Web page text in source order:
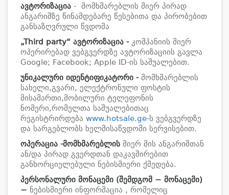
ავტორიზაცია - მომხმარებლის მიერ პირად
ანგარიშზე წინამდებარე წესებითა და პირობებით
განსაზღვრული წვდომა
„Third party“ ავტორიზაცია - კომპანიის მიერ
ოპერირებად ვებგვერდზე ავტორიზაციის გავლა
Google; Facebook; Apple ID-ის საშუალებით.
უნიკალური იდენტიფიკატორი - მომხმარებლის
სახელი,გვარი, ელექტრონული ფოსტის
მისამართი,მობილური ტელეფონის
ნომერი,რომელთა საშუალებითაც
რეგისტრირდება www.hotsale.ge-ს ვებგვერდზე
და სარგებლობს ხელმისაწვდომი სერვისებით.
ოპერაცია -მომხმარებლის მიერ მის ანგარიშთან
ან/და პირად გვერდთან დაკავშირებით
განხორციელებული ნებისმიერი ქმედება.
პერსონალური მონაცემი (შემდგომ − მონაცემი)
− ნებისმიერი ინფორმაცია , რომელიც